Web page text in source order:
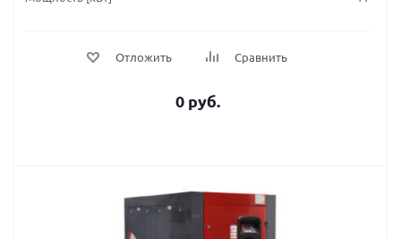
Отложить Сравнить
0 руб.